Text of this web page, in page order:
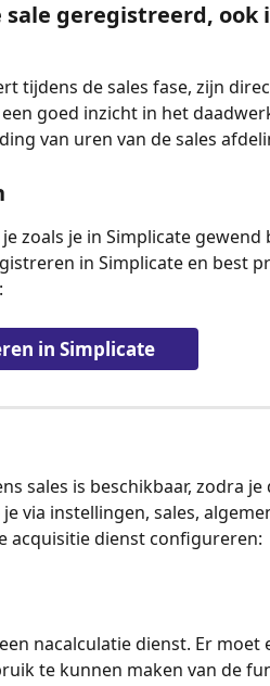
sale geregistreerd,
tijdens de sales fase, zijn
goed inzicht in het
van uren van de sales
zoals je in Simplicate
in Simplicate en best
in Simplicate
sales is beschikbaar, zodra
via instellingen, sales,
acquisitie dienst configureren:
nacalculatie dienst. Er
te kunnen maken van de